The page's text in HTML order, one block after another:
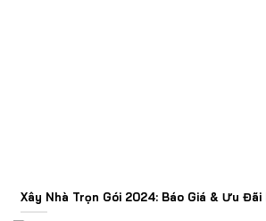
Xây Nhà Trọn Gói 2024: Báo Giá & Ưu Đãi